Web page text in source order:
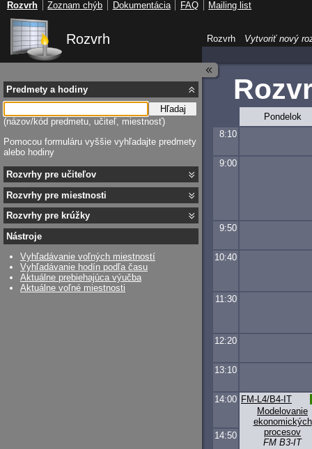
Rozvrh
Pondelok
8:10
9:00
9:50
10:40
11:30
12:20
13:10
14:00
Modelovanie
ekonomických
procesov
FM-L4/B4-IT
FM B3-IT
14:50
Predmety a hodiny
Hľadaj
(názov/kód predmetu, učiteľ, miestnosť)
Pomocou formuláru vyššie vyhľadajte predmety
alebo hodiny
Rozvrhy pre učiteľov
Rozvrhy pre miestnosti
Rozvrhy pre krúžky
Nástroje
Vyhľadávanie voľných miestností
Vyhľadávanie hodín podľa času
Aktuálne prebiehajúca výučba
Aktuálne voľné miestnosti
Rozvrh Vytvoriť nový
Rozvrh Zoznam chýb Dokumentácia FAQ Mailing list